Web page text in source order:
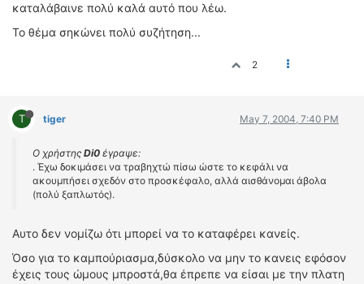
καταλάβαινε πολύ καλά αυτό που λέω.
Το θέμα σηκώνει πολύ συζήτηση...
2
T tiger May 7, 2004, 7:40 PM
Ο χρήστης Di0 έγραψε:
. Έχω δοκιμάσει να τραβηχτώ πίσω ώστε το κεφάλι να
ακουμπήσει σχεδόν στο προσκέφαλο, αλλά αισθάνομαι άβολα
(πολύ ξαπλωτός).
Αυτο δεν νομίζω ότι μπορεί να το καταφέρει κανείς.
Όσο για το καμπούριασμα,δύσκολο να μην το κανεις εφόσον
έχεις τους ώμους μπροστά,θα έπρεπε να είσαι με την πλατη